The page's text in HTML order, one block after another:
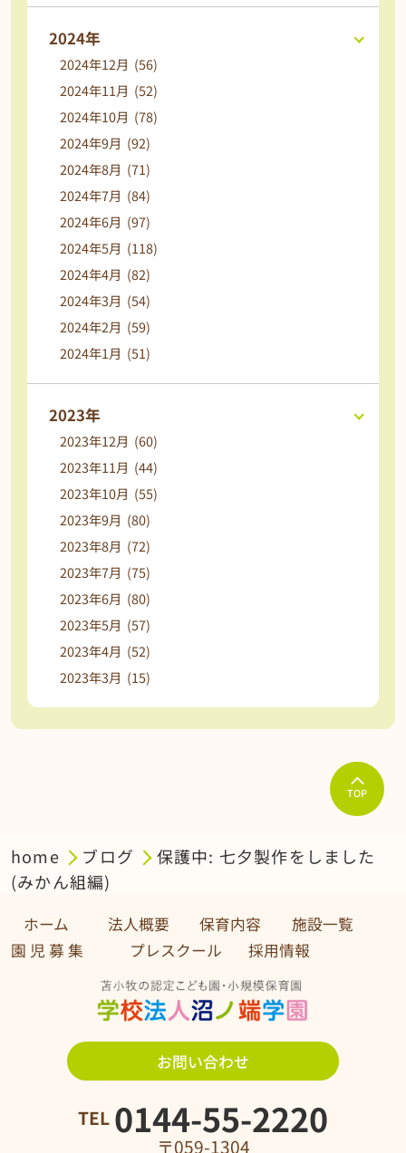
2024年
2024年12月 (56)
2024年11月 (52)
2024年10月 (78)
2024年9月 (92)
2024年8月 (71)
2024年7月 (84)
2024年6月 (97)
2024年5月 (118)
2024年4月 (82)
2024年3月 (54)
2024年2月 (59)
2024年1月 (51)
2023年
2023年12月 (60)
2023年11月 (44)
2023年10月 (55)
2023年9月 (80)
2023年8月 (72)
2023年7月 (75)
2023年6月 (80)
2023年5月 (57)
2023年4月 (52)
2023年3月 (15)
TOP
home ブログ
保護中: 七夕製作をしました
(みかん組編)
ホーム 法人概要 保育内容
施設一覧
園 児 募 集 プレスクール
採用情報
お問い合わせ
TEL 0144-55-2220
〒059-1304